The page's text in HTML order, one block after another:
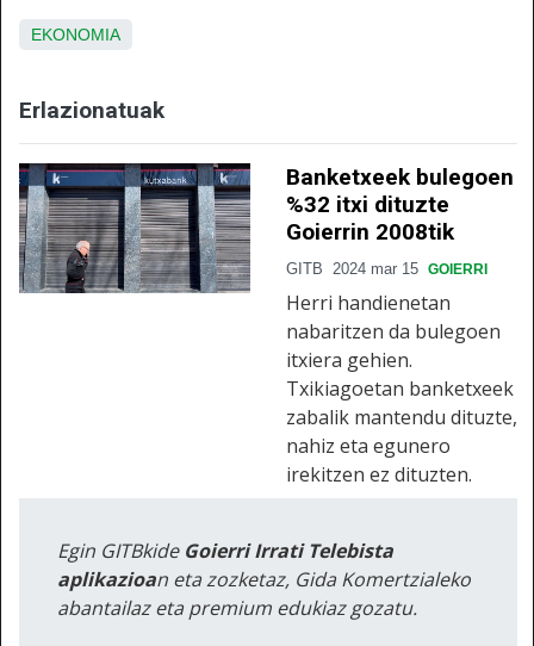
EKONOMIA
Erlazionatuak
Banketxeek bulegoen
%32 itxi dituzte
Goierrin 2008tik
GITB 2024 mar 15 GOIERRI
Herri handienetan
nabaritzen da bulegoen
itxiera gehien.
Txikiagoetan banketxeek
zabalik mantendu dituzte,
nahiz eta egunero
irekitzen ez dituzten.
Egin GITBkide Goierri Irrati Telebista
aplikazioan eta zozketaz, Gida Komertzialeko
abantailaz eta premium edukiaz gozatu.